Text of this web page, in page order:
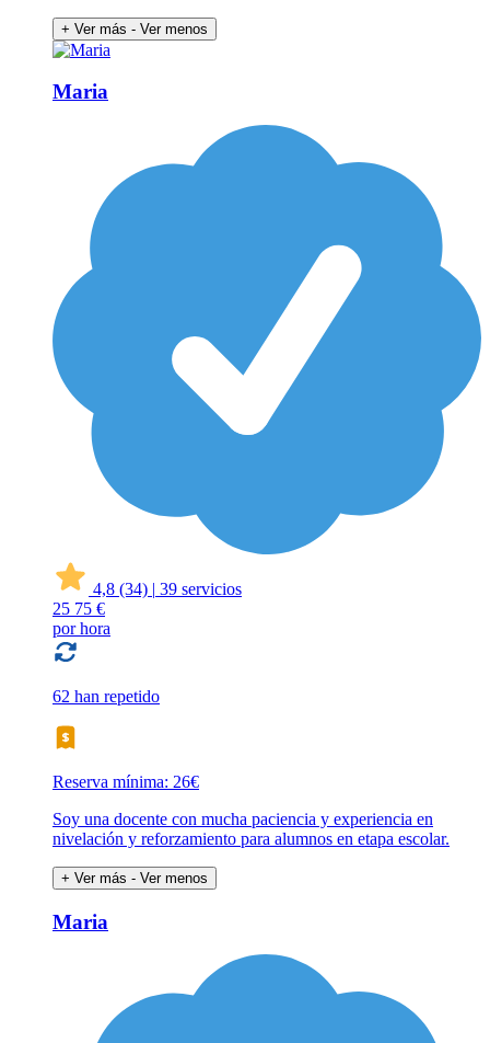
+ Ver más - Ver menos
Maria
4,8 (34) | 39 servicios
25 75 €
por hora
62 han repetido
Reserva mínima: 26€
Soy una docente con mucha paciencia y experiencia en
nivelación y reforzamiento para alumnos en etapa escolar.
+ Ver más - Ver menos
Maria